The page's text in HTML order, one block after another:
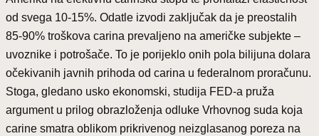
od svega 10-15%. Odatle izvodi zaključak da je preostalih
85-90% troškova carina prevaljeno na američke subjekte –
uvoznike i potrošače. To je porijeklo onih pola bilijuna dolara
očekivanih javnih prihoda od carina u federalnom proračunu.
Stoga, gledano usko ekonomski, studija FED-a pruža
argument u prilog obrazloženja odluke Vrhovnog suda koja
carine smatra oblikom prikrivenog neizglasanog poreza na